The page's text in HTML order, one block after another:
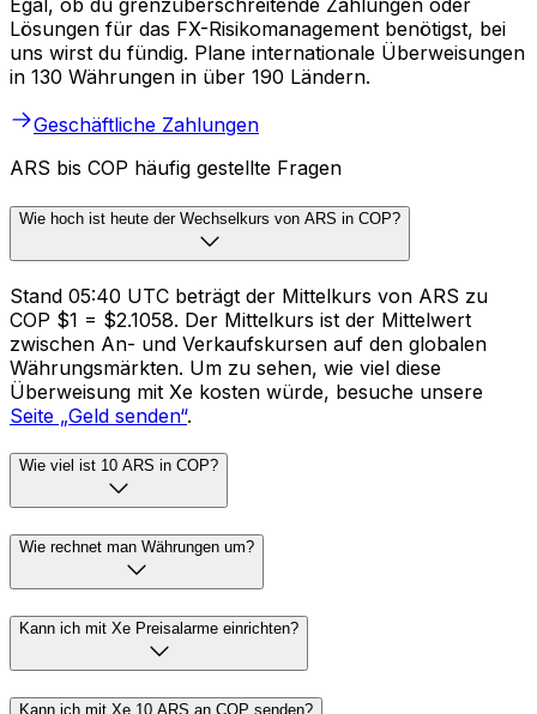
Egal, ob du grenzüberschreitende Zahlungen oder
Lösungen für das FX-Risikomanagement benötigst, bei
uns wirst du fündig. Plane internationale Überweisungen
in 130 Währungen in über 190 Ländern.
Geschäftliche Zahlungen
ARS bis COP häufig gestellte Fragen
Wie hoch ist heute der Wechselkurs von ARS in COP?
Stand 05:40 UTC beträgt der Mittelkurs von ARS zu
COP $1 = $2.1058. Der Mittelkurs ist der Mittelwert
zwischen An- und Verkaufskursen auf den globalen
Währungsmärkten. Um zu sehen, wie viel diese
Überweisung mit Xe kosten würde, besuche unsere
Seite „Geld senden“.
Wie viel ist 10 ARS in COP?
Wie rechnet man Währungen um?
Kann ich mit Xe Preisalarme einrichten?
Kann ich mit Xe 10 ARS an COP senden?